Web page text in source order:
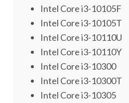
Intel Core i3-10105F
Intel Core i3-10105T
Intel Core i3-10110U
Intel Core i3-10110Y
Intel Core i3-10300
Intel Core i3-10300T
Intel Core i3-10305